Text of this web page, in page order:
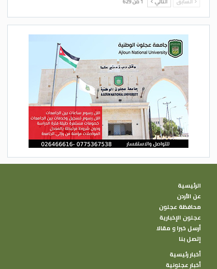
الرئيسية
عن الأردن
محافظة عجلون
عجلون الإخبارية
أرسل خبرا و مقالا
إتصل بنا
أخبار رئيسية
أخبار عجلونية